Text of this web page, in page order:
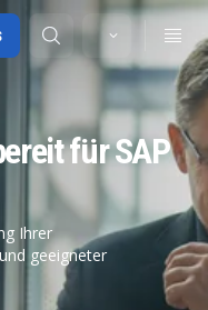
für SAP
Ihrer
geeigneter